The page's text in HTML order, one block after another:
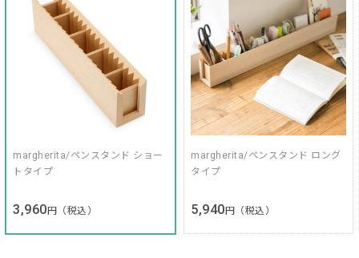
margherita/ペンスタンド ショー
トタイプ
3,960 円（税込）
margherita/ペンスタンド ロング
タイプ
5,940 円（税込）